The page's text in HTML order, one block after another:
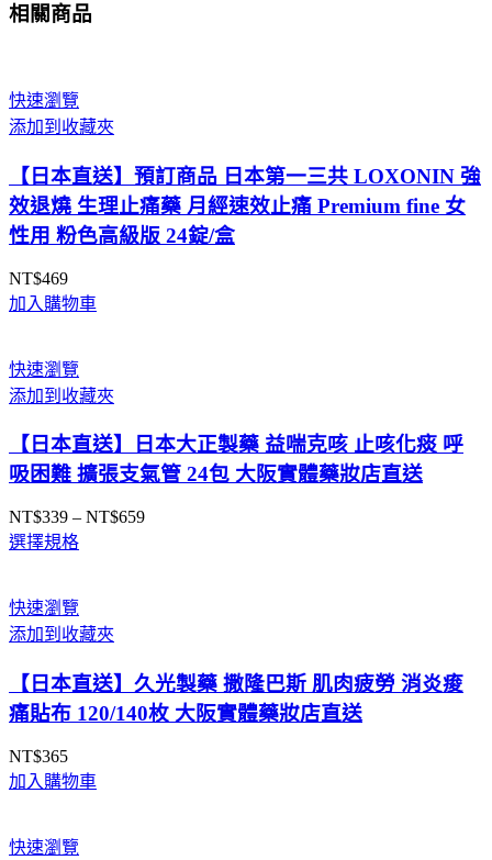
相關商品
快速瀏覽
添加到收藏夾
【日本直送】預訂商品 日本第一三共 LOXONIN 強
效退燒 生理止痛藥 月經速效止痛 Premium fine 女
性用 粉色高級版 24錠/盒
NT$469
加入購物車
快速瀏覽
添加到收藏夾
【日本直送】日本大正製藥 益喘克咳 止咳化痰 呼
吸困難 擴張支氣管 24包 大阪實體藥妝店直送
NT$339 – NT$659價
選擇規格
快速瀏覽
添加到收藏夾
【日本直送】久光製藥 撒隆巴斯 肌肉疲勞 消炎痠
痛貼布 120/140枚 大阪實體藥妝店直送
NT$365
加入購物車
快速瀏覽